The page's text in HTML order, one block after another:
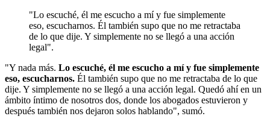
"Lo escuché, él me escucho a mí y fue simplemente
eso, escucharnos. Él también supo que no me retractaba
de lo que dije. Y simplemente no se llegó a una acción
legal".
"Y nada más. Lo escuché, él me escucho a mí y fue simplemente
eso, escucharnos. Él también supo que no me retractaba de lo que
dije. Y simplemente no se llegó a una acción legal. Quedó ahí en un
ámbito íntimo de nosotros dos, donde los abogados estuvieron y
después también nos dejaron solos hablando", sumó.